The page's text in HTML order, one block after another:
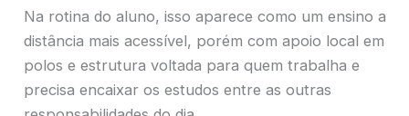
Na rotina do aluno, isso aparece como um ensino a
distância mais acessível, porém com apoio local em
polos e estrutura voltada para quem trabalha e
precisa encaixar os estudos entre as outras